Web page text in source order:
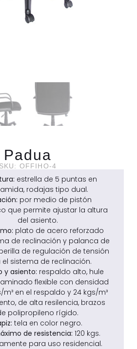
Padua
SKU: OFFIHO-4
estrella de 5 puntas en
rodajas tipo dual.
por medio de pistón
que permite ajustar la altura
del asiento.
plato de acero reforzado
de reclinación y palanca de
de regulación de tensión
el sistema de reclinación.
y asiento: respaldo alto, hule
flexible con densidad
m³ en el respaldo y 24 kgs/m³
de alta resilencia, brazos
polipropileno rígido.
tela en color negro.
de resistencia: 120 kgs.
para uso residencial.